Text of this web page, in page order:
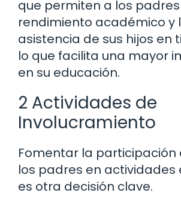
que permiten a los
rendimiento académico y
asistencia de sus hijos en
lo que facilita una mayor
en su educación.
2 Actividades de
Involucramiento
Fomentar la participación
los padres en actividades
es otra decisión clave.